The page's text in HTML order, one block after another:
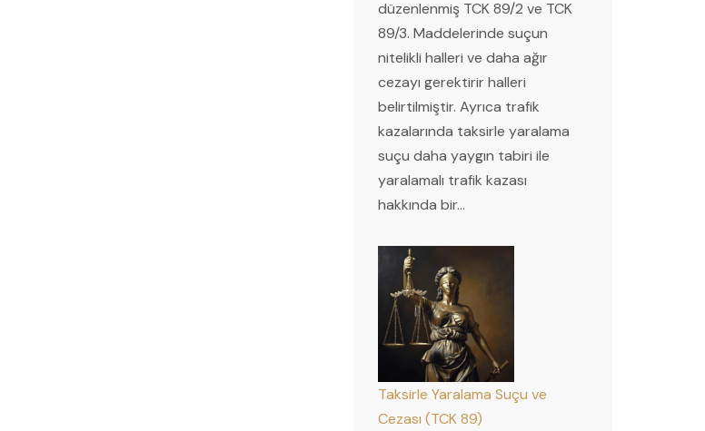
düzenlenmiş TCK 89/2 ve TCK
89/3. Maddelerinde suçun
nitelikli halleri ve daha ağır
cezayı gerektirir halleri
belirtilmiştir. Ayrıca trafik
kazalarında taksirle yaralama
suçu daha yaygın tabiri ile
yaralamalı trafik kazası
hakkında bir…
Taksirle Yaralama Suçu ve
Cezası (TCK 89)